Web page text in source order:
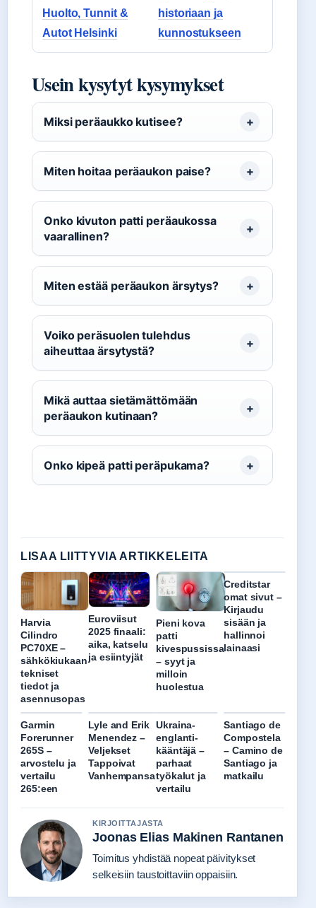
Huolto, Tunnit &
Autot Helsinki
historiaan ja
kunnostukseen
Usein kysytyt kysymykset
Miksi peräaukko kutisee?
Miten hoitaa peräaukon paise?
Onko kivuton patti peräaukossa
vaarallinen?
Miten estää peräaukon ärsytys?
Voiko peräsuolen tulehdus
aiheuttaa ärsytystä?
Mikä auttaa sietämättömään
peräaukon kutinaan?
Onko kipeä patti peräpukama?
LISAA LIITTYVIA ARTIKKELEITA
Harvia
Cilindro
PC70XE –
sähkökiukaan
tekniset
tiedot ja
asennusopas
Euroviisut
2025 finaali:
aika, katselu
ja esiintyjät
Pieni kova
patti
kivespussissa
– syyt ja
milloin
huolestua
Creditstar
omat sivut –
Kirjaudu
sisään ja
hallinnoi
lainaasi
Garmin
Forerunner
265S –
arvostelu ja
vertailu
265:een
Lyle and Erik
Menendez –
Veljekset
Tappoivat
Vanhempansa
Ukraina-
englanti-
kääntäjä –
parhaat
työkalut ja
vertailu
Santiago de
Compostela
– Camino de
Santiago ja
matkailu
KIRJOITTAJASTA
Joonas Elias Makinen Rantanen
Toimitus yhdistää nopeat päivitykset
selkeisiin taustoittaviin oppaisiin.